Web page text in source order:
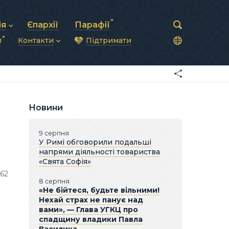
рада
та комунікації
Єпархії Парафії
Контакти
Синоди Єпископів
Патріарша курія
Підтримати
Новини
9 серпня
У Римі обговорили подальші
напрями діяльності товариства
«Свята Софія»
8 серпня
«Не бійтеся, будьте вільними!
Нехай страх не панує над
вами», — Глава УГКЦ про
спадщину владики Павла